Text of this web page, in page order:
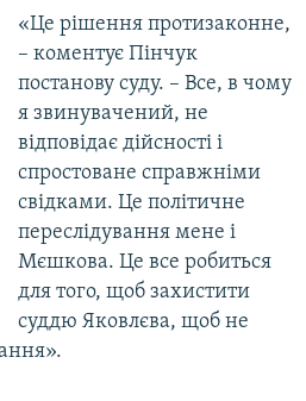
«Це рішення протизаконне,
– коментує Пінчук
постанову суду. – Все, в чому
я звинувачений, не
відповідає дійсності і
спростоване справжніми
свідками. Це політичне
переслідування мене і
Мєшкова. Це все робиться
для того, щоб захистити
суддю Яковлєва, щоб не